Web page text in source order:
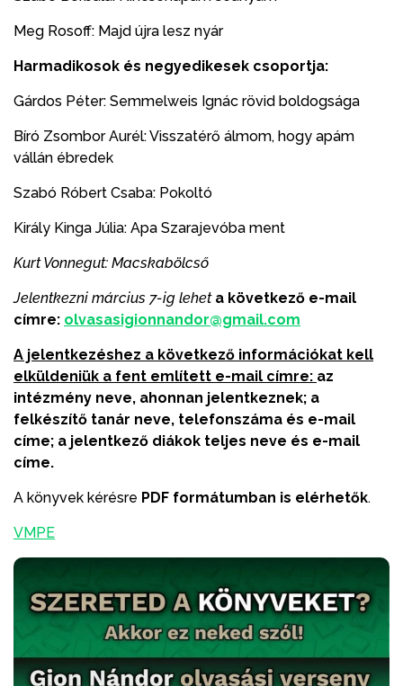
Meg Rosoff: Majd újra lesz nyár
Harmadikosok és negyedikesek csoportja:
Gárdos Péter: Semmelweis Ignác rövid boldogsága
Bíró Zsombor Aurél: Visszatérő álmom, hogy apám
vállán ébredek
Szabó Róbert Csaba: Pokoltó
Király Kinga Júlia: Apa Szarajevóba ment
Kurt Vonnegut: Macskabölcső
Jelentkezni március 7-ig leheta következő e-mail
címre: olvasasigionnandor@gmail.com
A jelentkezéshez a következő információkat kell
elküldeniük a fent említett e-mail címre: az
intézmény neve, ahonnan jelentkeznek; a
felkészítő tanár neve, telefonszáma és e-mail
címe; a jelentkező diákok teljes neve és e-mail
címe.
A könyvek kérésre PDF formátumban is elérhetők.
VMPE